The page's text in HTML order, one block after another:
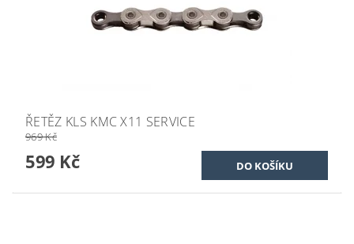
ŘETĚZ KLS KMC X11 SERVICE
969 Kč
599 Kč